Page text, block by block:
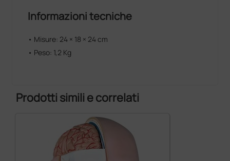
Informazioni tecniche
• Misure: 24 × 18 × 24 cm
• Peso: 1,2 Kg
Prodotti simili e correlati